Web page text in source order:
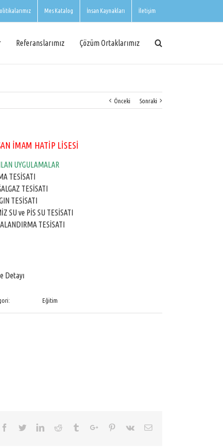
Mes Katalog İnsan Kaynakları İletişim
Referanslarımız Çözüm Ortaklarımız
Önceki Sonraki
İMAM HATİP LİSESİ
UYGULAMALAR
TESİSATI
TESİSATI
TESİSATI
SU ve PİS SU TESİSATI
TESİSATI
Detayı
Eğitim
Facebook
TwitterLinkedinReddit TumblrGoogle+Pinterest
Vk Email